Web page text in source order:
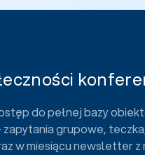
do pełnej bazy
zapytania grupowe,
w miesiącu newsletter